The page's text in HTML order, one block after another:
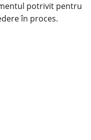
potrivit pentru
în proces.